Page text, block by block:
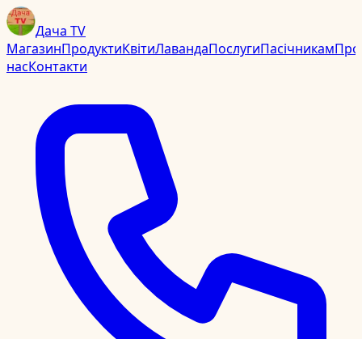
Дача TV
МагазинПродуктиКвітиЛавандаПослугиПасічникамПро
насКонтакти